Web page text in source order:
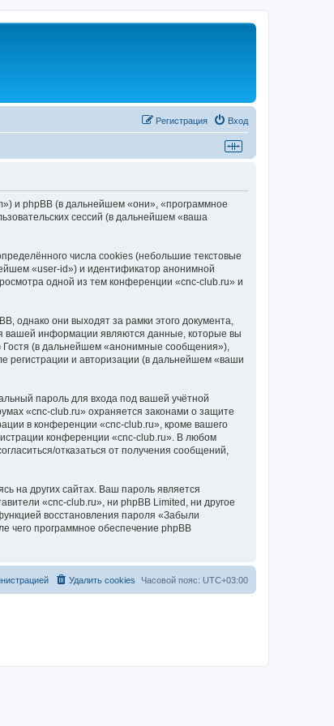
Вход
Регистрация
и phpBB (в дальнейшем «они», «программное
сессий (в дальнейшем «ваша
числа cookies (небольшие текстовые
«user-id») и идентификатор анонимной
одной из тем конференции «cnc-club.ru» и
однако они выходят за рамки этого документа,
вашей информации являются данные, которые вы
(в дальнейшем «анонимные сообщения»),
регистрации и авторизации (в дальнейшем «ваши
пароль для входа под вашей учётной
«cnc-club.ru» охраняется законами о защите
в конференции «cnc-club.ru», кроме вашего
конференции «cnc-club.ru». В любом
отказаться от получения сообщений,
на других сайтах. Ваш пароль является
«cnc-club.ru», ни phpBB Limited, ни другое
восстановления пароля «Забыли
чего программное обеспечение phpBB
Часовой пояс: UTC+03:00
Удалить cookies